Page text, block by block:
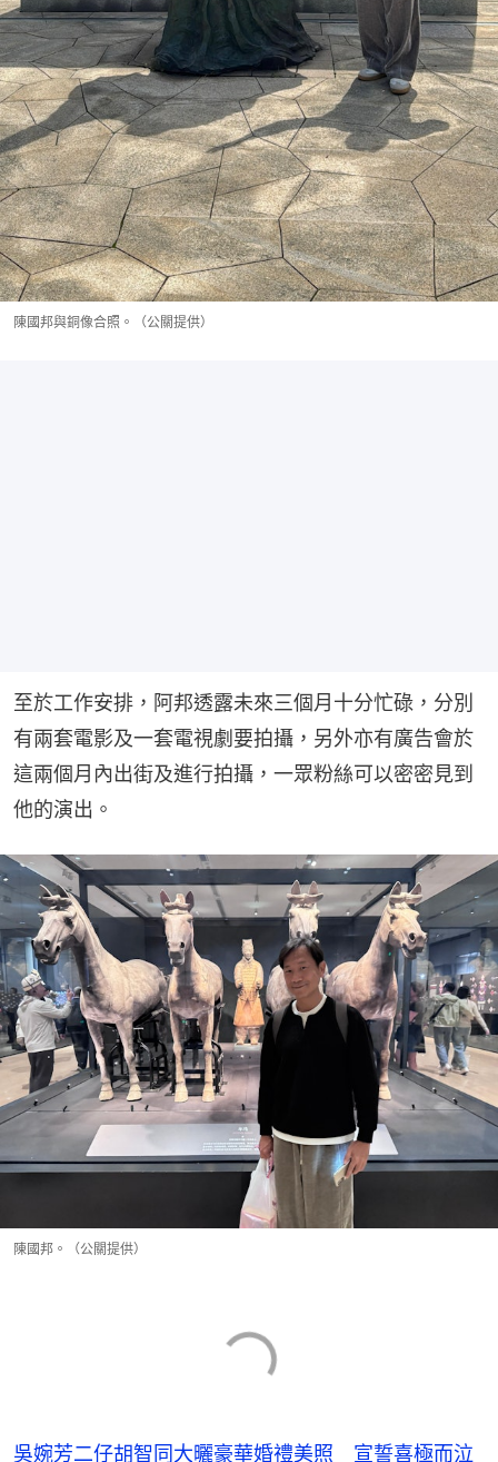
陳國邦與銅像合照。（公關提供）
至於工作安排，阿邦透露未來三個月十分忙碌，分別
有兩套電影及一套電視劇要拍攝，另外亦有廣告會於
這兩個月內出街及進行拍攝，一眾粉絲可以密密見到
他的演出。
陳國邦。（公關提供）
吳婉芳二仔胡智同大曬豪華婚禮美照 宣誓喜極而泣